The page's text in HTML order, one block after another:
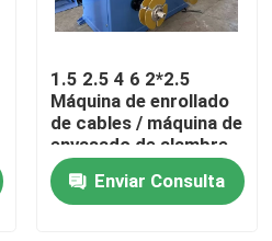
1.5 2.5 4 6 2*2.5
Máquina de enrollado
de cables / máquina de
envasado de alambre
con servomotor
Enviar Consulta